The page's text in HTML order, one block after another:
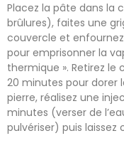
Placez la pâte dans
brûlures), faites une
couvercle et
pour emprisonner la
thermique ». Retirez le
20 minutes pour dorer
pierre, réalisez une
minutes (verser de
pulvériser) puis laissez